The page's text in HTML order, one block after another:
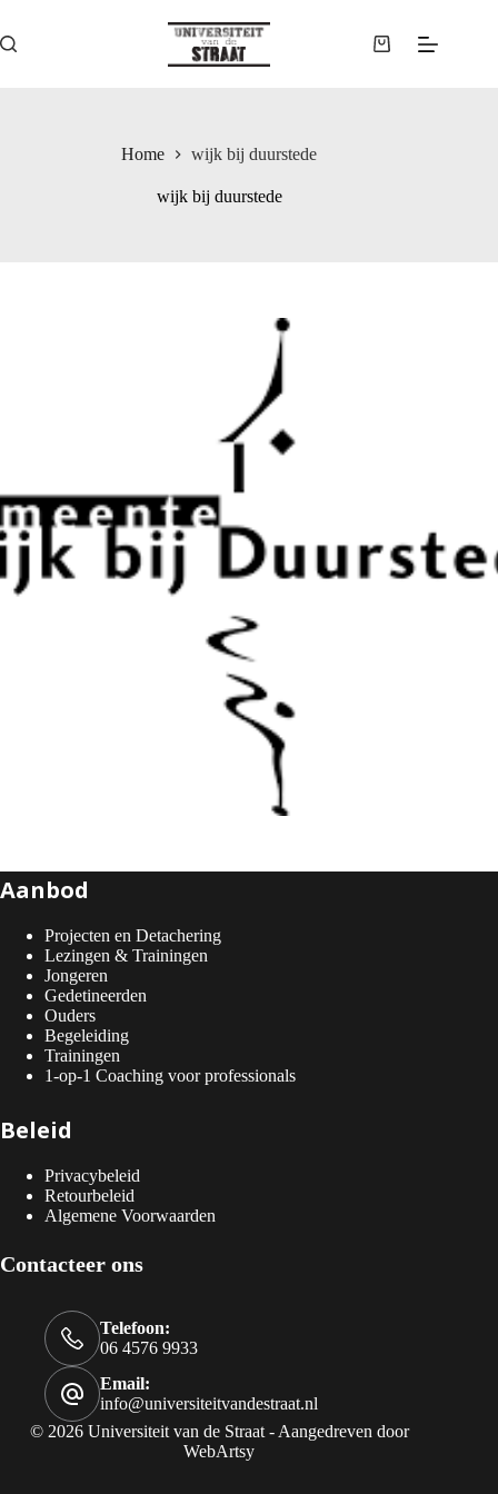
de
Winkelwagen
Home wijk bij duurstede
wijk bij duurstede
Aanbod
Projecten en Detachering
Lezingen & Trainingen
Jongeren
Gedetineerden
Ouders
Begeleiding
Trainingen
1-op-1 Coaching voor professionals
Beleid
Privacybeleid
Retourbeleid
Algemene Voorwaarden
Contacteer ons
Telefoon:
06 4576 9933
Email:
info@universiteitvandestraat.nl
© 2026 Universiteit van de Straat - Aangedreven door
WebArtsy